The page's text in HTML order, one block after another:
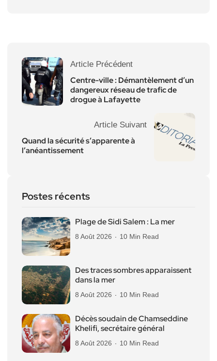
Article Précédent
Centre-ville : Démantèlement d’un
dangereux réseau de trafic de
drogue à Lafayette
Article Suivant
Quand la sécurité s’apparente à
l’anéantissement
Postes récents
Plage de Sidi Salem : La mer
8 Août 2026 10 Min Read
Des traces sombres apparaissent
dans la mer
8 Août 2026 10 Min Read
Décès soudain de Chamseddine
Khelifi, secrétaire général
8 Août 2026 10 Min Read